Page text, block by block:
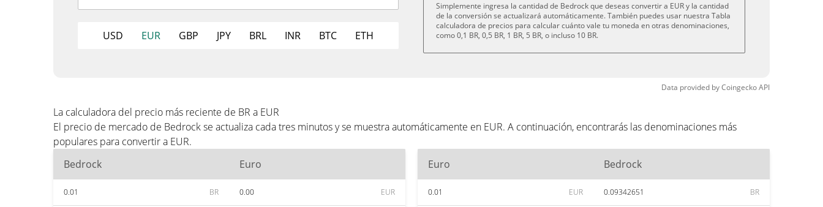
USD EUR GBP JPY BRL INR BTC ETH
Simplemente ingresa la cantidad de Bedrock que deseas convertir a EUR y la cantidad
de la conversión se actualizará automáticamente. También puedes usar nuestra Tabla
calculadora de precios para calcular cuánto vale tu moneda en otras denominaciones,
como 0,1 BR, 0,5 BR, 1 BR, 5 BR, o incluso 10 BR.
Data provided byCoingeckoAPI
La calculadora del precio más reciente de BR a EUR
El precio de mercado de Bedrock se actualiza cada tres minutos y se muestra automáticamente en EUR. A continuación, encontrarás las denominaciones más
populares para convertir a EUR.
Bedrock
Euro
0.01 BR 0.00 EUR
Euro Bedrock
0.01 EUR 0.09342651 BR